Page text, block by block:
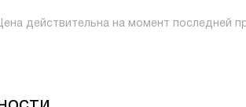
действительна на момент последней